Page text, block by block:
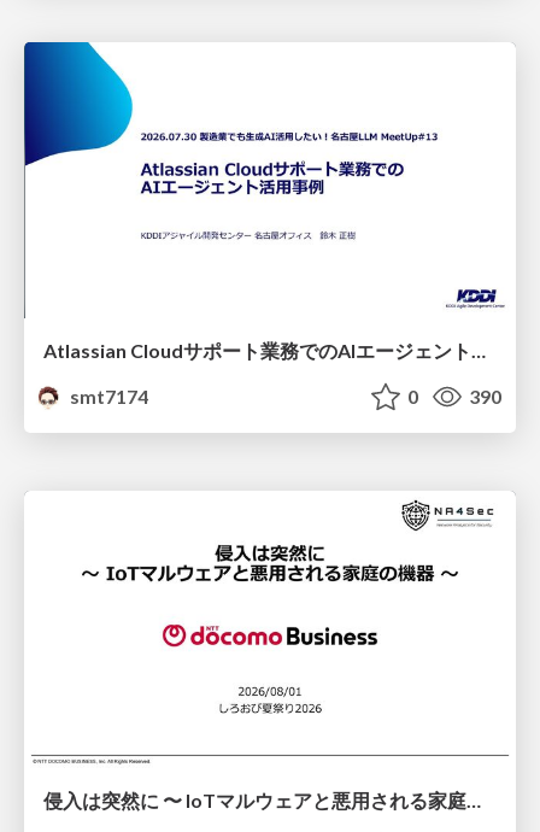
Atlassian Cloudサポート業務でのAIエージェント活用事例
smt7174
0 390